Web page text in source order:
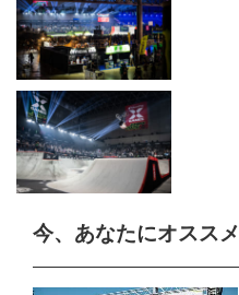
今、あなたにオススメ